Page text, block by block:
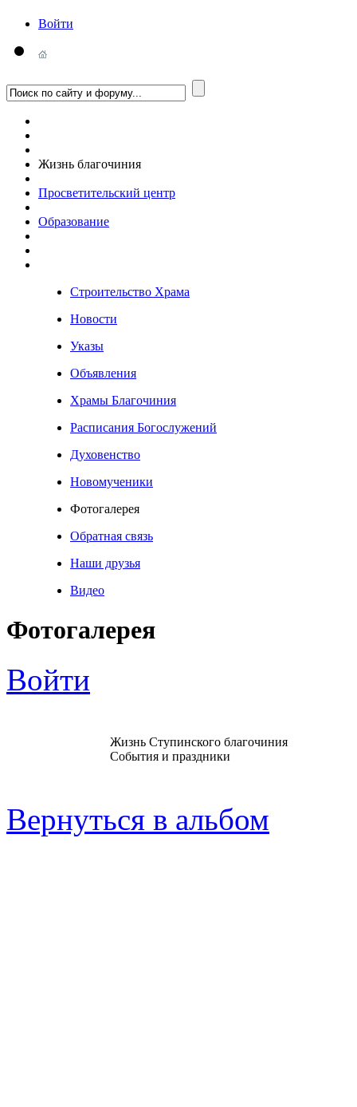
Войти
Жизнь благочиния
Просветительский центр
Образование
Строительство Храма
Новости
Указы
Объявления
Храмы Благочиния
Расписания Богослужений
Духовенство
Новомученики
Фотогалерея
Обратная связь
Наши друзья
Видео
Фотогалерея
Войти
Жизнь Ступинского благочиния
События и праздники
Вернуться в альбом